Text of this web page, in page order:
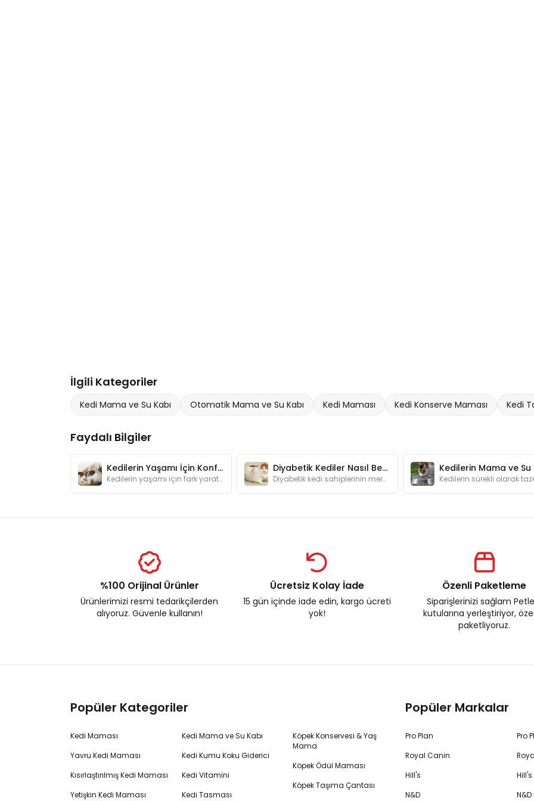
İlgili Kategoriler
Kedi Mama ve Su Kabı Otomatik Mama ve Su Kabı Kedi Maması Kedi Konserve Maması Kedi
Faydalı Bilgiler
Kedilerin Yaşamı İçin Konfor Sunan Ürünler
Kedilerin yaşamı için fark yaratan kedi ürünleri hakkında hazırladığımız bu yazımızda kedileri mutlu edebilecek öneriler bulabilirsiniz.
Diyabetik Kediler Nasıl Beslenmeli?
Diyabetik kedi sahiplerinin merak ettiği sorulardan birisi olan "Diyabetik kediler nasıl beslenmeli?" sorusunun yanıtını yazımızda bulabilirsiniz.
%100 Orijinal Ürünler
Ürünlerimizi resmi tedarikçilerden
alıyoruz. Güvenle kullanın!
Ücretsiz Kolay İade
15 gün içinde iade edin, kargo ücreti
yok!
Özenli Paketleme
Siparişlerinizi sağlam
kutularına yerleştiriyor,
paketliyoruz.
Popüler Kategoriler
Kedi Maması
Yavru Kedi Maması
Kısırlaştırılmış Kedi Maması
Yetişkin Kedi Maması
Kedi Mama ve Su Kabı
Kedi Kumu Koku Giderici
Kedi Vitamini
Kedi Tasması
Köpek Konservesi & Yaş
Mama
Köpek Ödül Maması
Köpek Taşıma Çantası
Popüler Markalar
Pro Plan
Royal Canin
Hill's
N&D
Pro